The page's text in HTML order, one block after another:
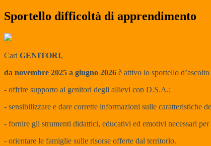
Sportello difficoltà di apprendimento
Cari GENITORI,
da novembre 2025 a giugno 2026 è attivo lo sportello
- offrire supporto ai genitori degli allievi con D.S.A.;
- sensibilizzare e dare corrette informazioni sulle caratteristiche
- fornire gli strumenti didattici, educativi ed emotivi necessari per
- orientare le famiglie sulle risorse offerte dal territorio.